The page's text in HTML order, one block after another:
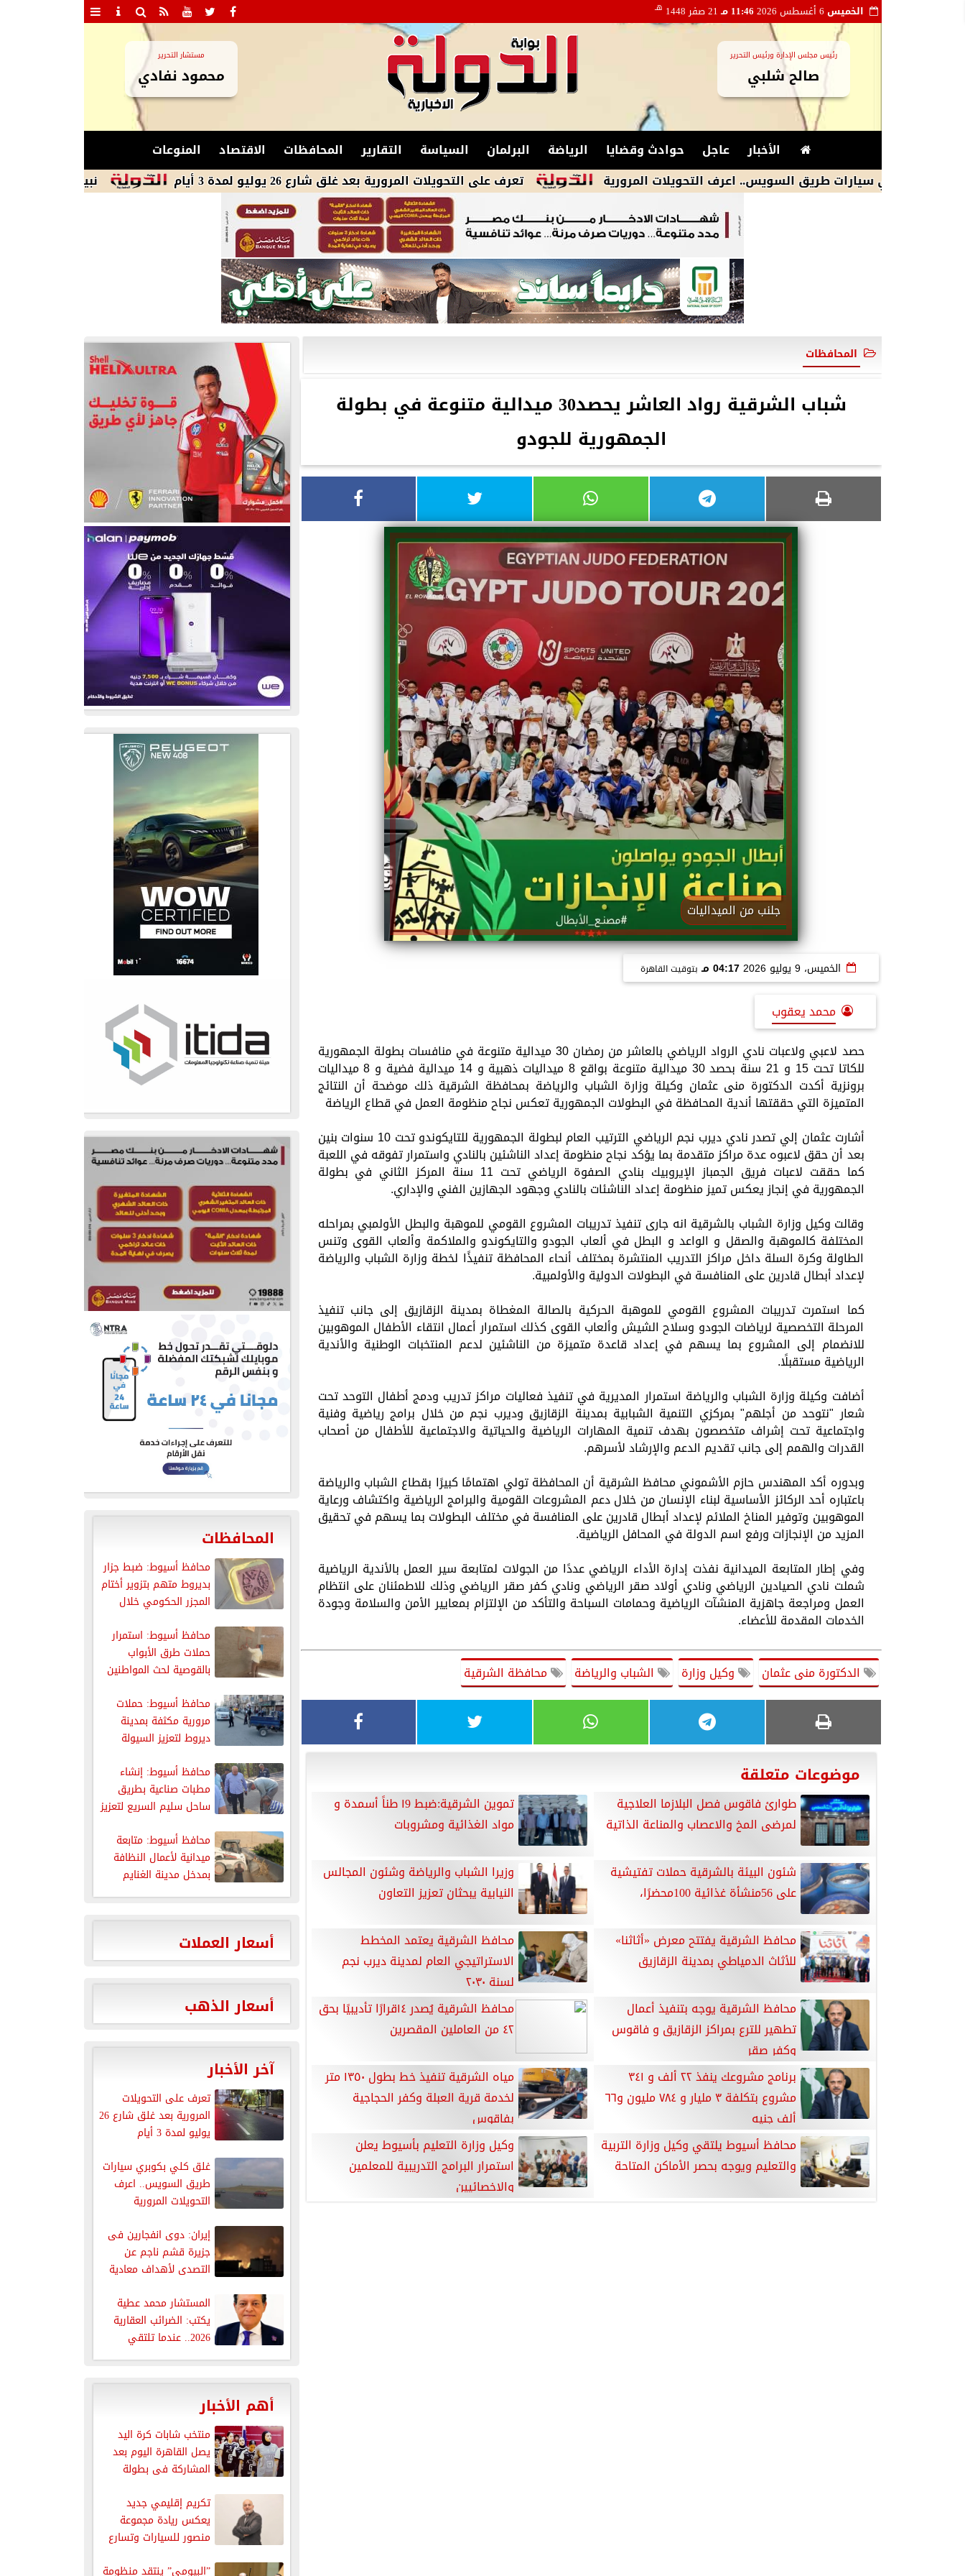
الخميس 11:46 مـ 21 صفر 1448 هـ
رئيس مجلس الإدارة ورئيس التحرير
صالح شلبي
مستشار التحرير
محمود نفادي
الأخبار عاجل حوادث وقضايا الرياضة البرلمان السياسة التقارير المحافظات الاقتصاد
المنوعات
نبيل فهمي يبحث مع وزير
تعرف على التحويلات المرورية بعد غلق شارع 26 يوليو لمدة 3 أيام سيارات طريق السويس.. اعرف التحويلات المرورية
المحافظات
شباب الشرقية رواد العاشر يحصد30 ميدالية متنوعة في بطولة
الجمهورية للجودو
جلنب من الميداليات
الخميس، 9 يوليو 2026 04:17 مـ بتوقيت القاهرة
محمد يعقوب
حصد لاعبي ولاعبات نادي الرواد الرياضي بالعاشر من رمضان 30 ميدالية متنوعة في منافسات بطولة الجمهورية
للكاتا تحت 15 و 21 سنة بحصد 30 ميدالية متنوعة بواقع 8 ميداليات ذهبية و 14 ميدالية فضية و 8 ميداليات
برونزية أكدت الدكتورة منى عثمان وكيلة وزارة الشباب والرياضة بمحافظة الشرقية ذلك موضحة أن النتائج
المتميزة التي حققتها أندية المحافظة في البطولات الجمهورية تعكس نجاح منظومة العمل في قطاع الرياضة
أشارت عثمان إلي تصدر نادي ديرب نجم الرياضي الترتيب العام لبطولة الجمهورية للتايكوندو تحت 10 سنوات بنين
بعد أن حقق لاعبوه عدة مراكز متقدمة بما يؤكد نجاح منظومة إعداد الناشئين بالنادي واستمرار تفوقه في اللعبة
كما حققت لاعبات فريق الجمباز الإيروبيك بنادي الصفوة الرياضي تحت 11 سنة المركز الثاني في بطولة
الجمهورية في إنجاز يعكس تميز منظومة إعداد الناشئات بالنادي وجهود الجهازين الفني والإداري.
وقالت وكيل وزارة الشباب بالشرقية انه جارى تنفيذ تدريبات المشروع القومي للموهبة والبطل الأولمبي بمراحله
المختلفة كالموهبة والصقل و الواعد و البطل في ألعاب الجودو والتايكوندو والملاكمة وألعاب القوى وتنس
الطاولة وكرة السلة داخل مراكز التدريب المنتشرة بمختلف أنحاء المحافظة تنفيذًا لخطة وزارة الشباب والرياضة
لإعداد أبطال قادرين على المنافسة في البطولات الدولية والأولمبية.
كما استمرت تدريبات المشروع القومي للموهبة الحركية بالصالة المغطاة بمدينة الزقازيق إلى جانب تنفيذ
المرحلة التخصصية لرياضات الجودو وسلاح الشيش وألعاب القوى كذلك استمرار أعمال انتقاء الأطفال الموهوبين
للانضمام إلى المشروع بما يسهم في إعداد قاعدة متميزة من الناشئين لدعم المنتخبات الوطنية والأندية
الرياضية مستقبلًا.
أضافت وكيلة وزارة الشباب والرياضة استمرار المديرية في تنفيذ فعاليات مراكز تدريب ودمج أطفال التوحد تحت
شعار "نتوحد من أجلهم" بمركزي التنمية الشبابية بمدينة الزقازيق وديرب نجم من خلال برامج رياضية وفنية
واجتماعية تحت إشراف متخصصون بهدف تنمية المهارات الرياضية والحياتية والاجتماعية للأطفال من أصحاب
القدرات والهمم إلى جانب تقديم الدعم والإرشاد لأسرهم.
وبدوره أكد المهندس حازم الأشموني محافظ الشرقية أن المحافظة تولي اهتمامًا كبيرًا بقطاع الشباب والرياضة
باعتباره أحد الركائز الأساسية لبناء الإنسان من خلال دعم المشروعات القومية والبرامج الرياضية واكتشاف ورعاية
الموهوبين وتوفير المناخ الملائم لإعداد أبطال قادرين على المنافسة في مختلف البطولات بما يسهم في تحقيق
المزيد من الإنجازات ورفع اسم الدولة في المحافل الرياضية.
وفي إطار المتابعة الميدانية نفذت إدارة الأداء الرياضي عددًا من الجولات لمتابعة سير العمل بالأندية الرياضية
شملت نادي الصيادين الرياضي ونادي أولاد صقر الرياضي ونادي كفر صقر الرياضي وذلك للاطمئنان على انتظام
العمل ومراجعة جاهزية المنشآت الرياضية وحمامات السباحة والتأكد من الإلتزام بمعايير الأمن والسلامة وجودة
الخدمات المقدمة للأعضاء.
الدكتورة منى عثمان وكيل وزارة الشباب والرياضة محافظة الشرقية
موضوعات متعلقة
طوارئ فاقوس فصل البلازما العلاجية
لمرضى المخ والاعصاب والمناعة الذاتية
تموين الشرقية:ضبط ١9 طناً أسمدة و
مواد الغذائية ومشروبات
شئون البيئة بالشرقية حملات تفتيشية
على 56منشأة غذائية 100محضرًا،
وزيرا الشباب والرياضة وشئون المجالس
النيابية يبحثان تعزيز التعاون
محافظ الشرقية يفتتح معرض «أثاثنا»
للأثاث الدمياطي بمدينة الزقازيق
محافظ الشرقية يعتمد المخطط
الاستراتيجي العام لمدينة ديرب نجم
لسنة ٢٠٣٠
محافظ الشرقية يوجه بتنفيذ أعمال
تطهير للترع بمراكز الزقازيق و فاقوس
وكفر صقر
محافظ الشرقية يُصدر ١٤قرارًا تأديبيًا بحق
٤٢ من العاملين المقصرين
برنامج مشروعك ينفذ ٢٢ ألف و ٣٤١
مشروع بتكلفة ٣ مليار و ٧٨٤ مليون و٦٦
ألف جنيه
مياه الشرقية تنفيذ خط بطول ١٣٥٠ متر
لخدمة قرية العبلة وكفر الحجاجية
بفاقوس
محافظ أسيوط يلتقي وكيل وزارة التربية
والتعليم ويوجه بحصر الأماكن المتاحة
وكيل وزارة التعليم بأسيوط يعلن
استمرار البرامج التدريبية للمعلمين
والاخصائيين
المحافظات
محافظ أسيوط: ضبط جزار
بديروط متهم بتزوير أختام
المجزر الحكومي خلال
محافظ أسيوط: استمرار
حملات طرق الأبواب
بالقوصية لحث المواطنين
محافظ أسيوط: حملات
مرورية مكثفة بمدينة
ديروط لتعزيز السيولة
محافظ أسيوط: إنشاء
مطبات صناعية بطريق
ساحل سليم السريع لتعزيز
محافظ أسيوط: متابعة
ميدانية لأعمال النظافة
بمدخل مدينة الغنايم
الغربي
أسعار العملات
أسعار الذهب
آخر الأخبار
تعرف على التحويلات
المرورية بعد غلق شارع 26
يوليو لمدة 3 أيام
غلق كلي بكوبري سيارات
طريق السويس.. اعرف
التحويلات المرورية
إيران: دوى انفجارين فى
جزيرة قشم ناجم عن
التصدى لأهداف معادية
المستشار محمد عطية
يكتب: الضرائب العقارية
2026.. عندما تلتقي
العدالة الاجتماعية مع...
أهم الأخبار
منتخب شابات كرة اليد
يصل القاهرة اليوم بعد
المشاركة فى بطولة
تكريم إقليمي جديد
يعكس ريادة مجموعة
منصور للسيارات وتسارع
”البيومي” ينتقد منظومة